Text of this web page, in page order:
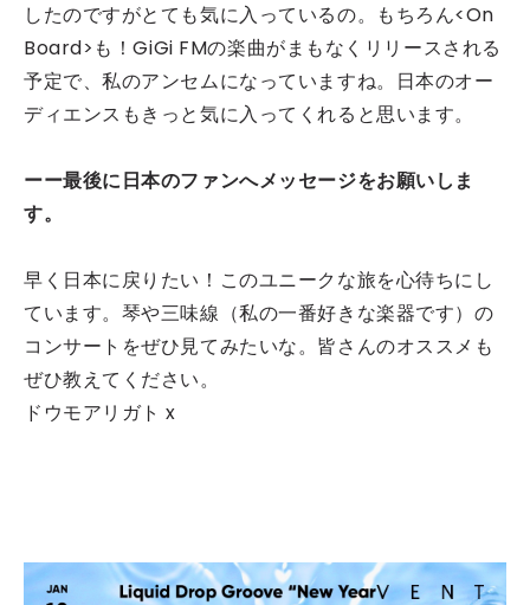
したのですがとても気に入っているの。もちろん<On
Board>も！GiGi FMの楽曲がまもなくリリースされる
予定で、私のアンセムになっていますね。日本のオー
ディエンスもきっと気に入ってくれると思います。
ーー最後に日本のファンへメッセージをお願いしま
す。
早く日本に戻りたい！このユニークな旅を心待ちにし
ています。琴や三味線（私の一番好きな楽器です）の
コンサートをぜひ見てみたいな。皆さんのオススメも
ぜひ教えてください。
ドウモアリガト x